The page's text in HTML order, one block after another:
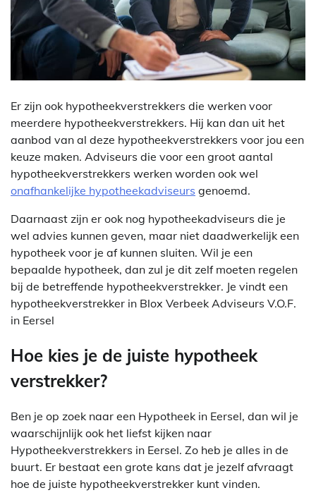
Er zijn ook hypotheekverstrekkers die werken voor
meerdere hypotheekverstrekkers. Hij kan dan uit het
aanbod van al deze hypotheekverstrekkers voor jou een
keuze maken. Adviseurs die voor een groot aantal
hypotheekverstrekkers werken worden ook wel
onafhankelijke hypotheekadviseurs genoemd.
Daarnaast zijn er ook nog hypotheekadviseurs die je
wel advies kunnen geven, maar niet daadwerkelijk een
hypotheek voor je af kunnen sluiten. Wil je een
bepaalde hypotheek, dan zul je dit zelf moeten regelen
bij de betreffende hypotheekverstrekker. Je vindt een
hypotheekverstrekker in Blox Verbeek Adviseurs V.O.F.
in Eersel
Hoe kies je de juiste hypotheek
verstrekker?
Ben je op zoek naar een Hypotheek in Eersel, dan wil je
waarschijnlijk ook het liefst kijken naar
Hypotheekverstrekkers in Eersel. Zo heb je alles in de
buurt. Er bestaat een grote kans dat je jezelf afvraagt
hoe de juiste hypotheekverstrekker kunt vinden.